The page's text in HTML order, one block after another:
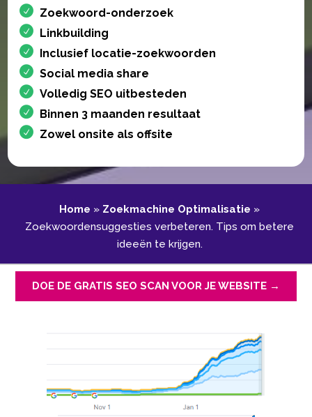
Zoekwoord-onderzoek
Linkbuilding
Inclusief locatie-zoekwoorden
Social media share
Volledig SEO uitbesteden
Binnen 3 maanden resultaat
Zowel onsite als offsite
Home » Zoekmachine Optimalisatie »
Zoekwoordensuggesties verbeteren.​ Tips om betere
ideeën te krijgen.​
DOE DE GRATIS SEO SCAN VOOR JE WEBSITE →